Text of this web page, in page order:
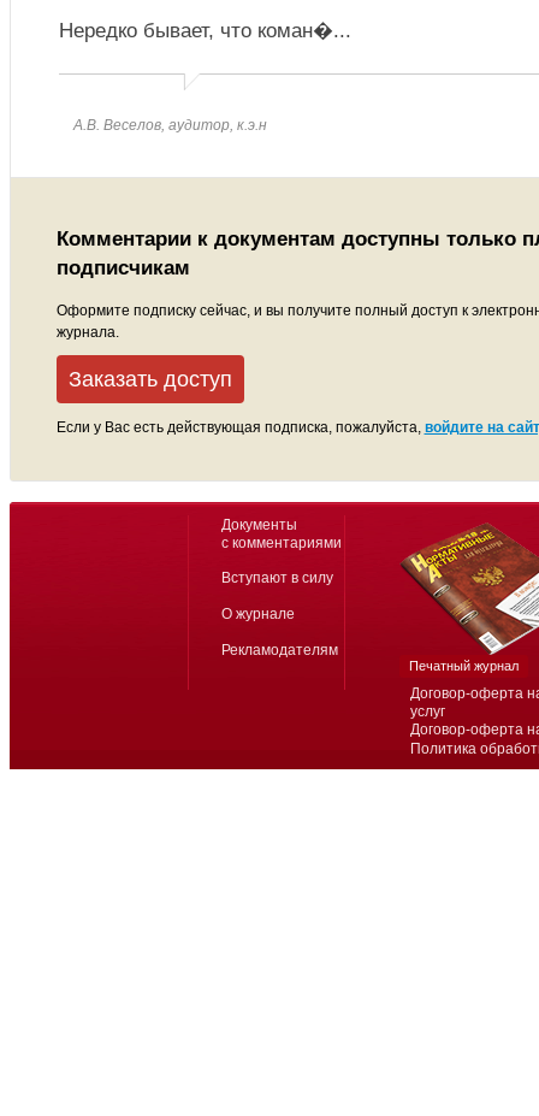
Нередко бывает, что коман�...
А.В. Веселов, аудитор, к.э.н
Комментарии к документам доступны только
подписчикам
Оформите подписку сейчас, и вы получите полный доступ к
журнала.
Заказать доступ
Если у Вас есть действующая подписка, пожалуйста, войдите на
Договор-оферта
услуг
Договор-оферта
Политика
Документы
с комментариями
Вступают в силу
О журнале
Рекламодателям
Печатный журнал